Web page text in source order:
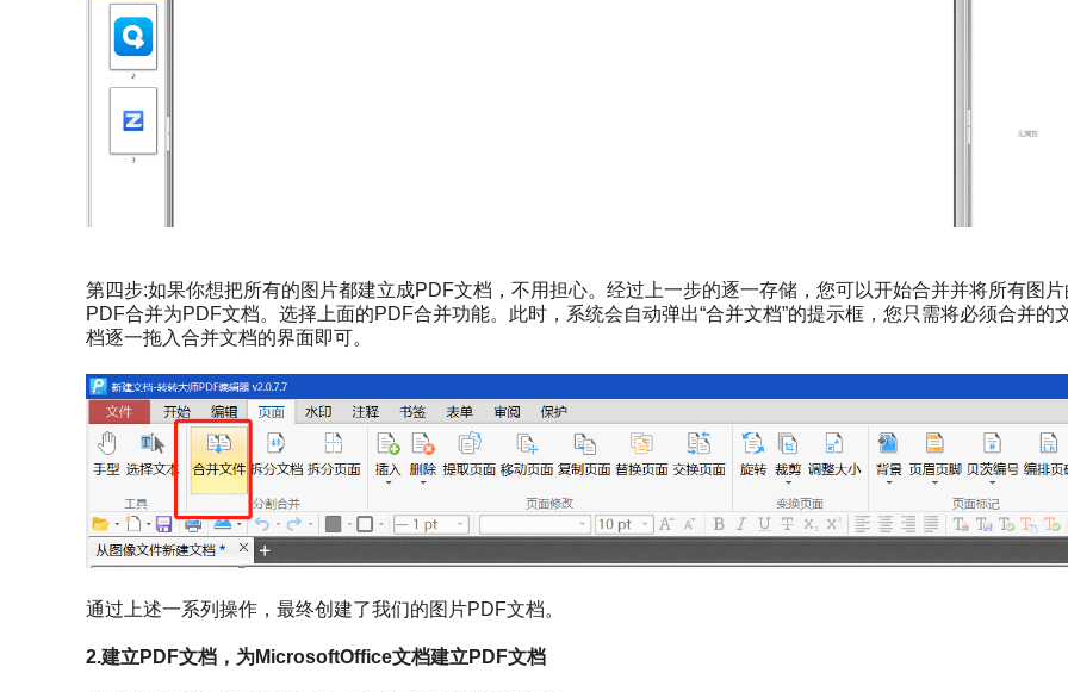
第四步:如果你想把所有的图片都建立成PDF文档，不用担心。经过上一步的逐一存储，您可以开始合并并将所有图片
PDF合并为PDF文档。选择上面的PDF合并功能。此时，系统会自动弹出“合并文档”的提示框，您只需将必须合并的
档逐一拖入合并文档的界面即可。
通过上述一系列操作，最终创建了我们的图片PDF文档。
2.建立PDF文档，为MicrosoftOffice文档建立PDF文档